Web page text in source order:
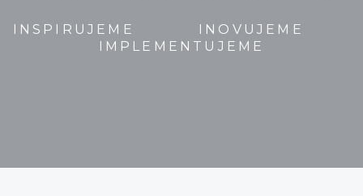
INSPIRUJEME INOVUJEME
IMPLEMENTUJEME